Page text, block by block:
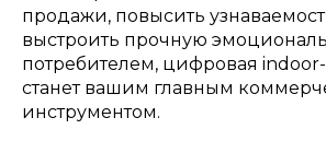
продажи, повысить
выстроить прочную
потребителем, цифровая
станет вашим главным
инструментом.